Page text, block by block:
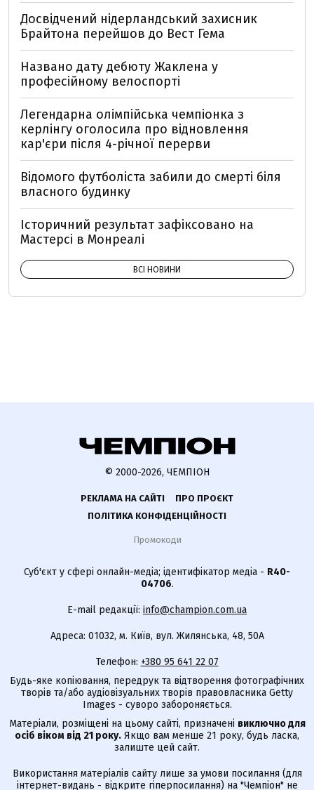
Досвідчений нідерландський захисник
Брайтона перейшов до Вест Гема
Названо дату дебюту Жаклена у
професійному велоспорті
Легендарна олімпійська чемпіонка з
керлінгу оголосила про відновлення
кар'єри після 4-річної перерви
Відомого футболіста забили до смерті біля
власного будинку
Історичний результат зафіксовано на
Мастерсі в Монреалі
ВСІ НОВИНИ
© 2000-2026, ЧЕМПІОН
РЕКЛАМА НА САЙТІ
ПРО ПРОЄКТ
ПОЛІТИКА КОНФІДЕНЦІЙНОСТІ
Промокоди
Суб'єкт у сфері онлайн-медіа; ідентифікатор медіа - R40-
04706.
E-mail редакції: info@champion.com.ua
Адреса: 01032, м. Київ, вул. Жилянська, 48, 50А
Телефон: +380 95 641 22 07
Будь-яке копіювання, передрук та відтворення фотографічних
творів та/або аудіовізуальних творів правовласника Getty
Images - суворо забороняється.
Матеріали, розміщені на цьому сайті, призначені виключно для
осіб віком від 21 року. Якщо вам менше 21 року, будь ласка,
залиште цей сайт.
Використання матеріалів сайту лише за умови посилання (для
інтернет-видань - відкрите гіперпосилання) на "Чемпіон" не